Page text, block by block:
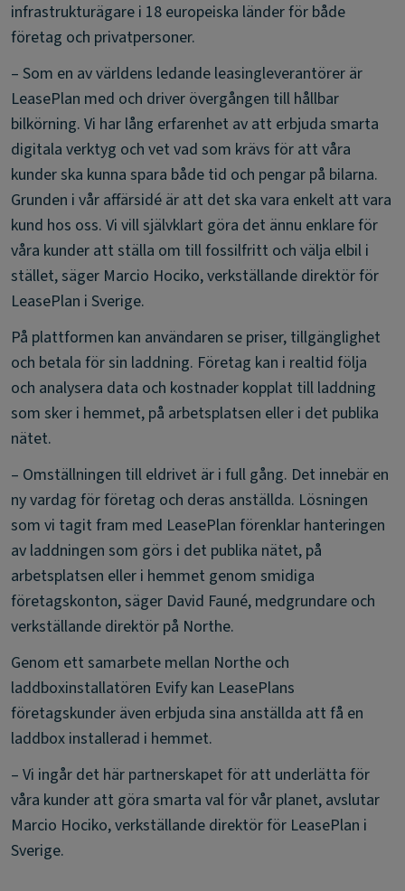
infrastrukturägare i 18 europeiska länder för både
företag och privatpersoner.
– Som en av världens ledande leasingleverantörer är
LeasePlan med och driver övergången till hållbar
bilkörning. Vi har lång erfarenhet av att erbjuda smarta
digitala verktyg och vet vad som krävs för att våra
kunder ska kunna spara både tid och pengar på bilarna.
Grunden i vår affärsidé är att det ska vara enkelt att vara
kund hos oss. Vi vill självklart göra det ännu enklare för
våra kunder att ställa om till fossilfritt och välja elbil i
stället, säger Marcio Hociko, verkställande direktör för
LeasePlan i Sverige.
På plattformen kan användaren se priser, tillgänglighet
och betala för sin laddning. Företag kan i realtid följa
och analysera data och kostnader kopplat till laddning
som sker i hemmet, på arbetsplatsen eller i det publika
nätet.
– Omställningen till eldrivet är i full gång. Det innebär en
ny vardag för företag och deras anställda. Lösningen
som vi tagit fram med LeasePlan förenklar hanteringen
av laddningen som görs i det publika nätet, på
arbetsplatsen eller i hemmet genom smidiga
företagskonton, säger David Fauné, medgrundare och
verkställande direktör på Northe.
Genom ett samarbete mellan Northe och
laddboxinstallatören Evify kan LeasePlans
företagskunder även erbjuda sina anställda att få en
laddbox installerad i hemmet.
– Vi ingår det här partnerskapet för att underlätta för
våra kunder att göra smarta val för vår planet, avslutar
Marcio Hociko, verkställande direktör för LeasePlan i
Sverige.